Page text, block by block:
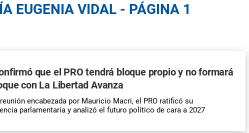
EUGENIA VIDAL - PÁGINA 1
que el PRO tendrá bloque propio y no formará
con La Libertad Avanza
encabezada por Mauricio Macri, el PRO ratificó su
parlamentaria y analizó el futuro político de cara a 2027